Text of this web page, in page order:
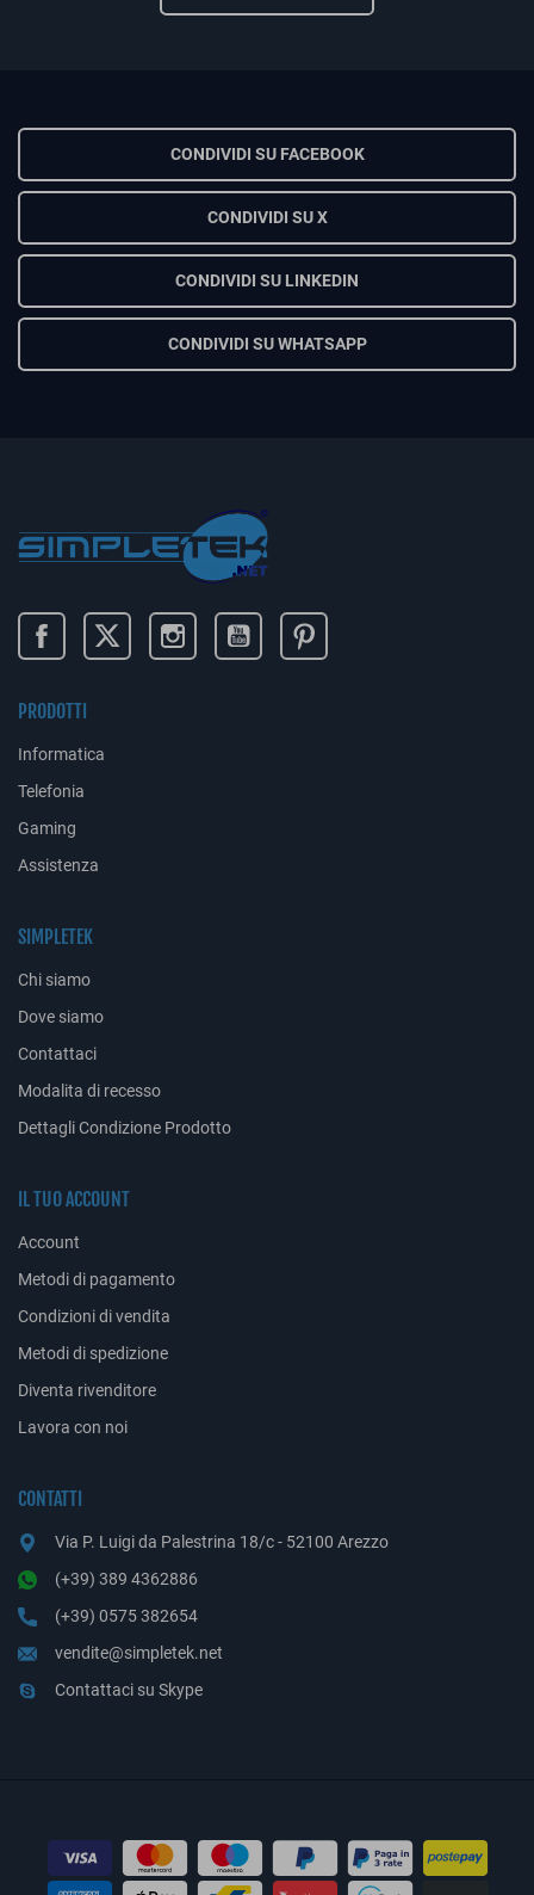
CONDIVIDI SU FACEBOOK
CONDIVIDI SU X
CONDIVIDI SU LINKEDIN
CONDIVIDI SU WHATSAPP
PRODOTTI
Informatica
Telefonia
Gaming
Assistenza
SIMPLETEK
Chi siamo
Dove siamo
Contattaci
Modalita di recesso
Dettagli Condizione Prodotto
IL TUO ACCOUNT
Account
Metodi di pagamento
Condizioni di vendita
Metodi di spedizione
Diventa rivenditore
Lavora con noi
CONTATTI
Via P. Luigi da Palestrina 18/c - 52100 Arezzo
(+39) 389 4362886
(+39) 0575 382654
vendite@simpletek.net
Contattaci su Skype